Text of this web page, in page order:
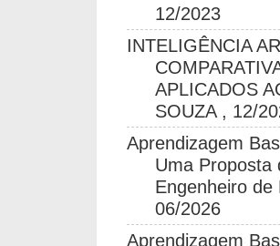
12/2023
INTELIGÊNCIA
APLICADOS
SOUZA , 12/
Aprendizagem
Uma Proposta
Engenheiro de
06/2026
Aprendizagem